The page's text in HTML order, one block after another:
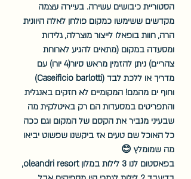
הסטוריית כיבושים עשירה. בעיירה עצמה
מקדשים ששימשו כמקום פולחן לאלה היוונית
הרה, חוות בופאלו לייצור מוצרלה, גלידות
ומסעדה במקום (מתאים להגיע לארוחת
צהריים) ניתן להזמין מראש סיור(4 יורו) עם
מדריך או ללכת לבד (Caseificio barlotti)
וחוף ים מהמם! המקומיים לא חזקים באנגלית
והתפריטים במסעדות הם רק באיטלקית מה
שבעיני מגביר את הקסם של המקום וגם ככה
כל האוכל שם טעים אז ביקשנו שפשוט יביאו
מה שמומלץ 😊
בפאסטום לנו 3 לילות במלון oleandri resort,